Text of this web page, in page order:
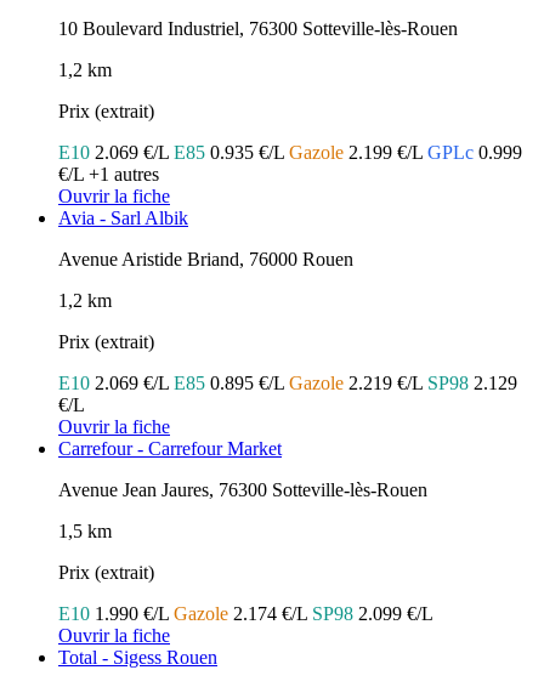
10 Boulevard Industriel, 76300 Sotteville-lès-Rouen
1,2 km
Prix (extrait)
E10 2.069 €/L E85 0.935 €/L Gazole 2.199 €/L GPLc 0.999
€/L +1 autres
Ouvrir la fiche
Avia - Sarl Albik
Avenue Aristide Briand, 76000 Rouen
1,2 km
Prix (extrait)
E10 2.069 €/L E85 0.895 €/L Gazole 2.219 €/L SP98 2.129
€/L
Ouvrir la fiche
Carrefour - Carrefour Market
Avenue Jean Jaures, 76300 Sotteville-lès-Rouen
1,5 km
Prix (extrait)
E10 1.990 €/L Gazole 2.174 €/L SP98 2.099 €/L
Ouvrir la fiche
Total - Sigess Rouen